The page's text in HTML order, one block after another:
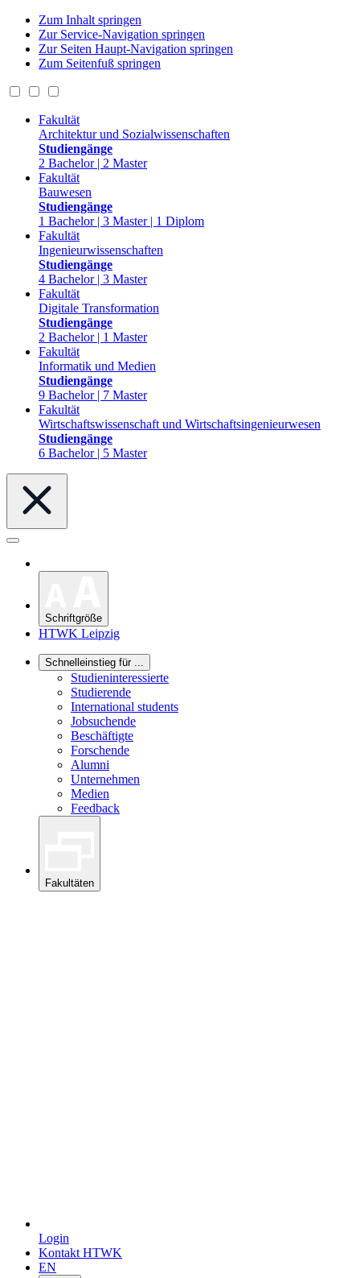
Zum Inhalt springen
Zur Service-Navigation springen
Zur Seiten Haupt-Navigation springen
Zum Seitenfuß springen
Fakultät
Architektur und Sozialwissenschaften
Studiengänge
2 Bachelor | 2 Master
Fakultät
Bauwesen
Studiengänge
1 Bachelor | 3 Master | 1 Diplom
Fakultät
Ingenieurwissenschaften
Studiengänge
4 Bachelor | 3 Master
Fakultät
Digitale Transformation
Studiengänge
2 Bachelor | 1 Master
Fakultät
Informatik und Medien
Studiengänge
9 Bachelor | 7 Master
Fakultät
Wirtschaftswissenschaft und Wirtschaftsingenieurwesen
Studiengänge
6 Bachelor | 5 Master
Schriftgröße
HTWK Leipzig
Schnelleinstieg für ...
Studieninteressierte
Studierende
International students
Jobsuchende
Beschäftigte
Forschende
Alumni
Unternehmen
Medien
Feedback
Fakultäten
Login
Kontakt HTWK
EN